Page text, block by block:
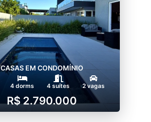
CASAS EM CONDOMÍNIO
4 dorms 4 suítes 2 vagas
R$ 2.790.000